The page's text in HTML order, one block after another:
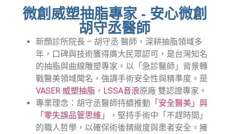
微創威塑抽脂專家 - 安心微創
胡守丞醫師
新顏診所院長 – 胡守丞 醫師，深耕抽脂領域多
年，口碑與技術獲得廣大民眾認可，是台灣知名
的抽脂與曲線雕塑專家。 以「急診醫師」背景轉
戰醫美領域聞名，強調手術安全性與精準度。是
VASER 威塑抽脂 ， LSSA音浪原廠 雙認證專家。
專業理念：胡守丞醫師持續推動 「安全醫美」與
「零失誤品管思維」
，堅持手術中「不趕時間」
的職人哲學，以確保術後精緻度與患者安全。擁